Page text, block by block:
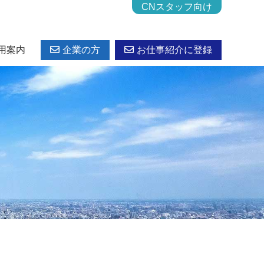
CNスタッフ向け
案内 企業の方 お仕事紹介に登録